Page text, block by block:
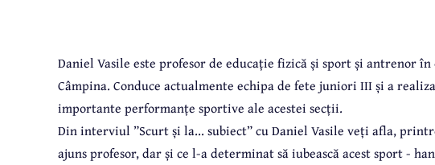
Daniel Vasile este profesor de educație fizică și sport și antrenor
Câmpina. Conduce actualmente echipa de fete juniori III și a
importante performanțe sportive ale acestei secții.
Din interviul ”Scurt și la... subiect” cu Daniel Vasile veți afla,
ajuns profesor, dar și ce l-a determinat să iubească acest sport -